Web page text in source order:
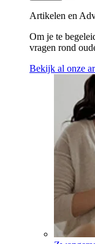
Artikelen en
Om je te
vragen rond
Bekijk al onze